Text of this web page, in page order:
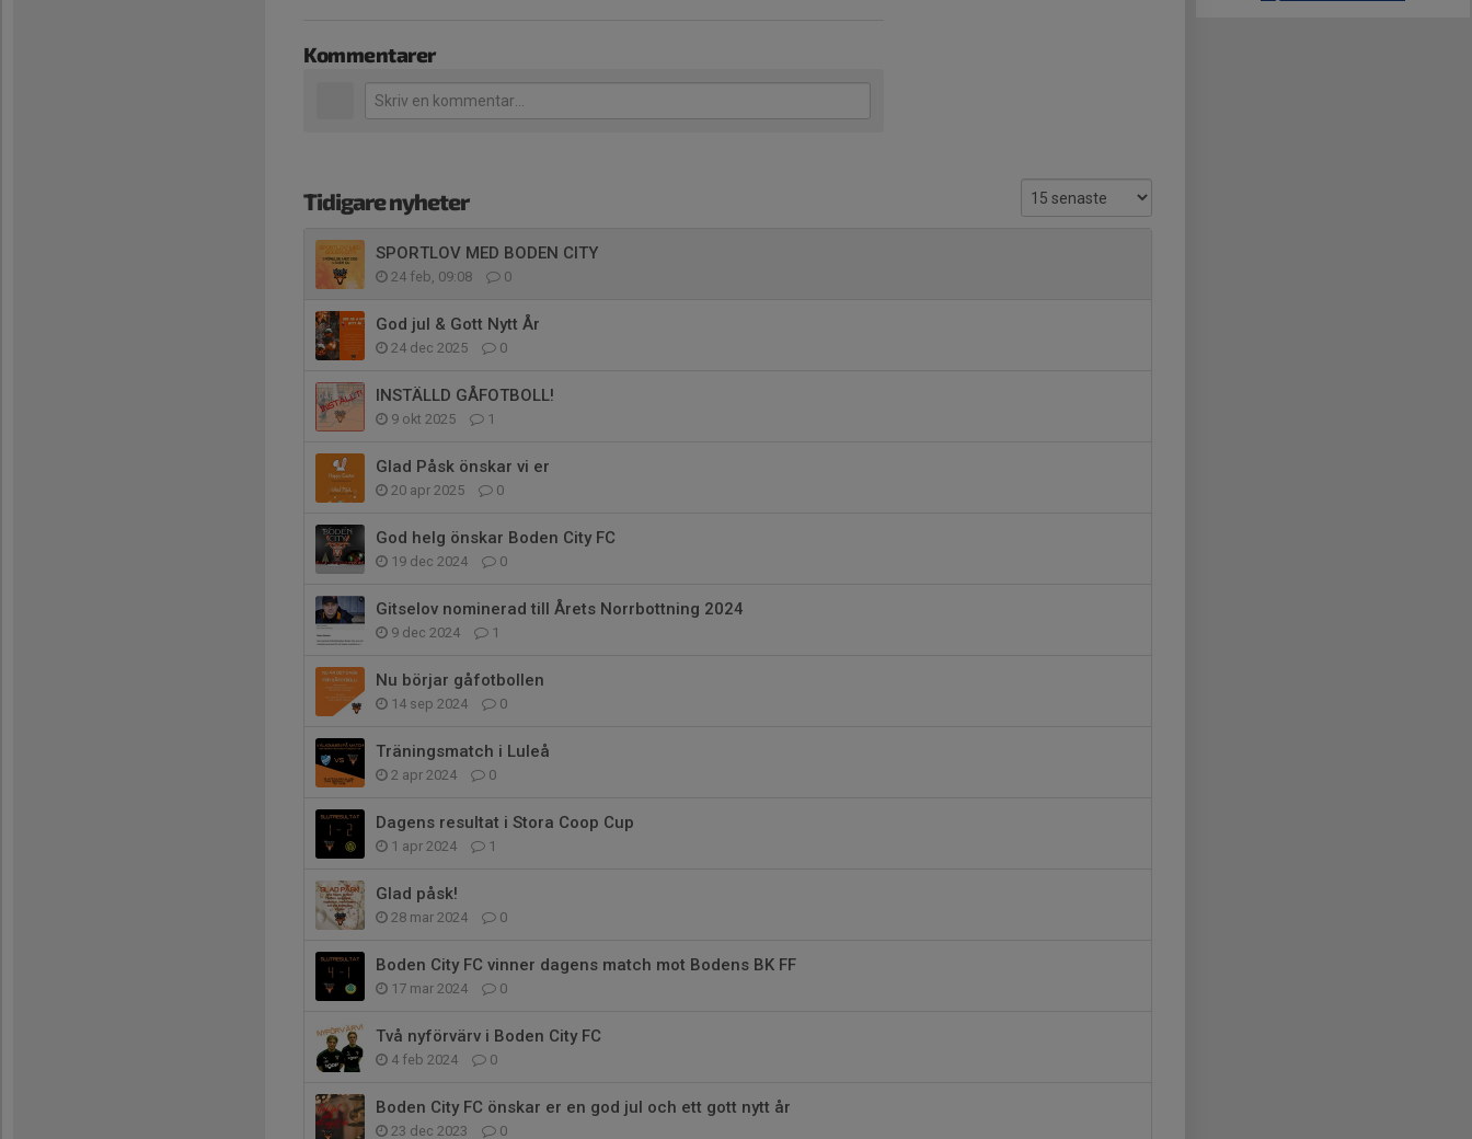
Kommentarer
Tidigare nyheter
SPORTLOV MED BODEN CITY
24 feb, 09:08 0
God jul & Gott Nytt År
24 dec 2025 0
INSTÄLLD GÅFOTBOLL!
9 okt 2025 1
Glad Påsk önskar vi er
20 apr 2025 0
God helg önskar Boden City FC
19 dec 2024 0
Gitselov nominerad till Årets Norrbottning 2024
9 dec 2024 1
Nu börjar gåfotbollen
14 sep 2024 0
Träningsmatch i Luleå
2 apr 2024 0
Dagens resultat i Stora Coop Cup
1 apr 2024 1
Glad påsk!
28 mar 2024 0
Boden City FC vinner dagens match mot Bodens BK FF
17 mar 2024 0
Två nyförvärv i Boden City FC
4 feb 2024 0
Boden City FC önskar er en god jul och ett gott nytt år
23 dec 2023 0